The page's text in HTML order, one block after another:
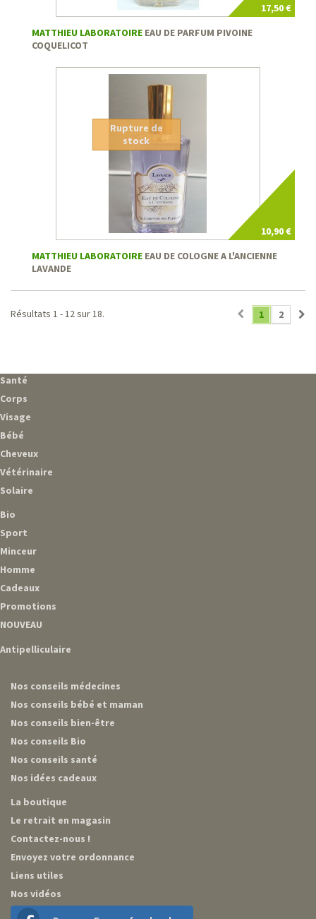
17,50 €
MATTHIEU LABORATOIRE EAU DE PARFUM PIVOINE
COQUELICOT
10,90 €
Rupture de
stock
MATTHIEU LABORATOIRE EAU DE COLOGNE A L'ANCIENNE
LAVANDE
1 2
Résultats 1 - 12 sur 18.
Santé
Corps
Visage
Bébé
Cheveux
Vétérinaire
Solaire
Bio
Sport
Minceur
Homme
Cadeaux
Promotions
NOUVEAU
Antipelliculaire
Nos conseils médecines
Nos conseils bébé et maman
Nos conseils bien-être
Nos conseils Bio
Nos conseils santé
Nos idées cadeaux
La boutique
Le retrait en magasin
Contactez-nous !
Envoyez votre ordonnance
Liens utiles
Nos vidéos